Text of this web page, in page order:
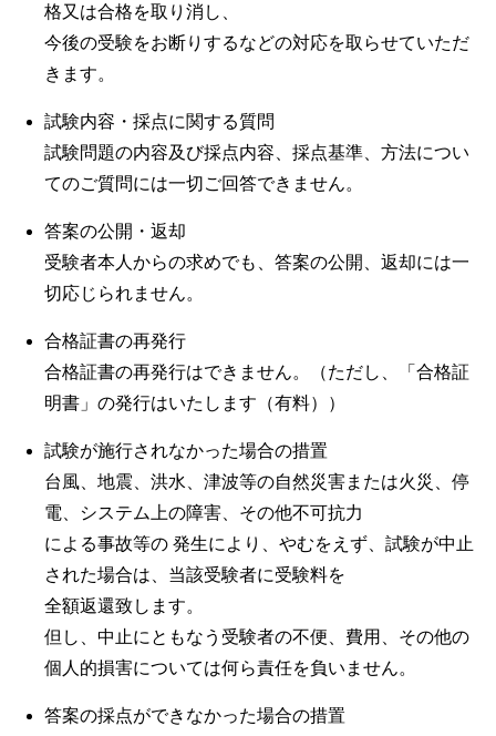
格又は合格を取り消し、
今後の受験をお断りするなどの対応を取らせていただ
きます。
試験内容・採点に関する質問
試験問題の内容及び採点内容、採点基準、方法につい
てのご質問には一切ご回答できません。
答案の公開・返却
受験者本人からの求めでも、答案の公開、返却には一
切応じられません。
合格証書の再発行
合格証書の再発行はできません。（ただし、「合格証
明書」の発行はいたします（有料））
試験が施行されなかった場合の措置
台風、地震、洪水、津波等の自然災害または火災、停
電、システム上の障害、その他不可抗力
による事故等の 発生により、やむをえず、試験が中止
された場合は、当該受験者に受験料を
全額返還致します。
但し、中止にともなう受験者の不便、費用、その他の
個人的損害については何ら責任を負いません。
答案の採点ができなかった場合の措置